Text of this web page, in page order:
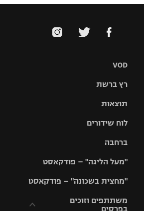
VOD
רץ ברשת
תוצאות
לוח שידורים
ברחבה
"מעל הליגה" – פודקאסט
"מחצית בשכונה" – פודקאסט
משתתפים וזוכים
בפרסים